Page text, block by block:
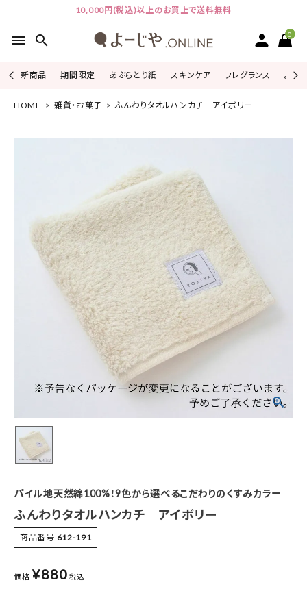
10,000円(税込)以上のお買上で送料無料
menu search 0
新商品 期間限定 あぶらとり紙 スキンケア フレグランス よじ
ACCOUNT MENU
カテゴリーから探す
シリーズから探す
よーじやについて
お客さま向け窓口(お問い合わせ)
メディアさま向け窓口
店舗情報
HOME 雑貨・お菓子 ふんわりタオルハンカチ アイボリー
パイル地天然綿100%！9色から選べるこだわりのくすみカラー
ふんわりタオルハンカチ アイボリー
商品番号 612-191
価格 ¥880 税込